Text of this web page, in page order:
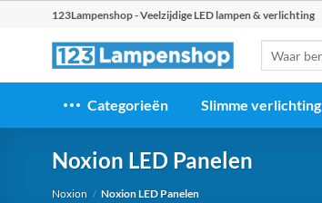
123Lampenshop - Veelzijdige LED lampen & verlichting
naar:
Categorieën Slimme verlichting
Noxion LED Panelen
Noxion / Noxion LED Panelen